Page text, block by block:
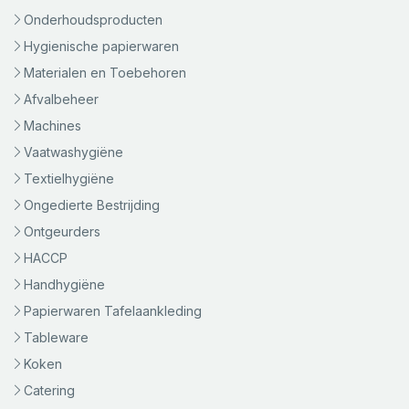
Onderhoudsproducten
Hygienische papierwaren
Materialen en Toebehoren
Afvalbeheer
Machines
Vaatwashygiëne
Textielhygiëne
Ongedierte Bestrijding
Ontgeurders
HACCP
Handhygiëne
Papierwaren Tafelaankleding
Tableware
Koken
Catering